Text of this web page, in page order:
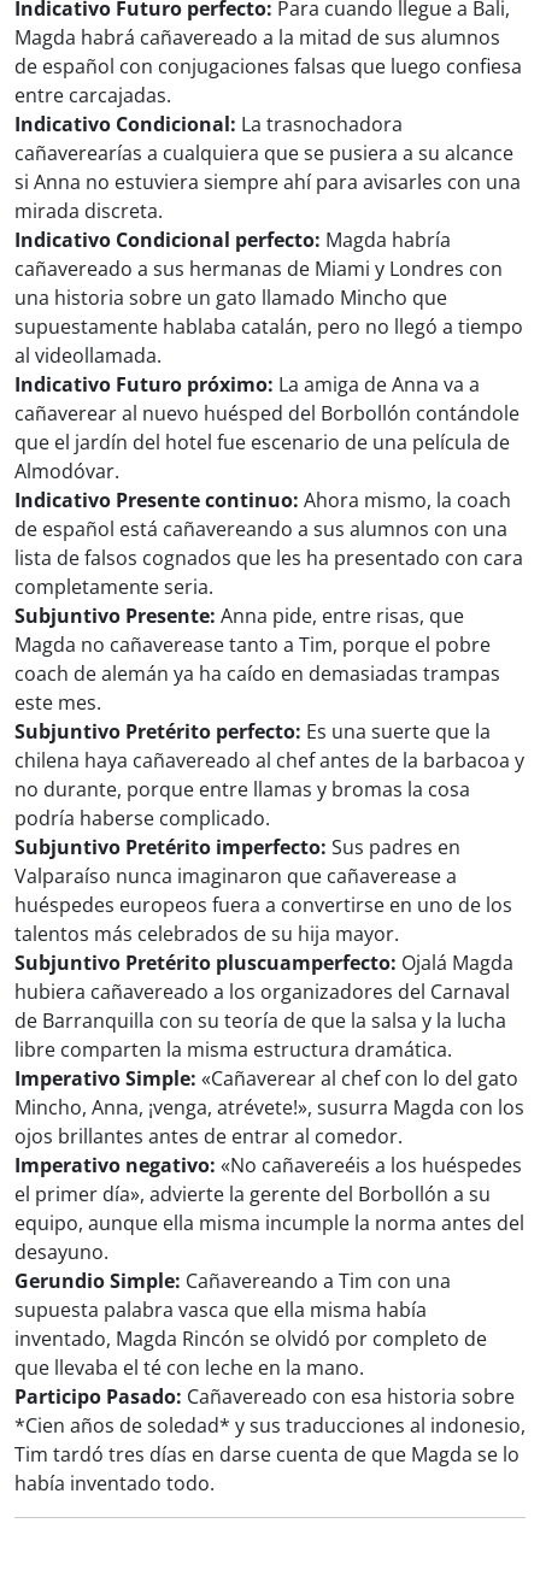
Indicativo Futuro perfecto: Para cuando llegue a Bali,
Magda habrá cañavereado a la mitad de sus alumnos
de español con conjugaciones falsas que luego confiesa
entre carcajadas.
Indicativo Condicional: La trasnochadora
cañaverearías a cualquiera que se pusiera a su alcance
si Anna no estuviera siempre ahí para avisarles con una
mirada discreta.
Indicativo Condicional perfecto: Magda habría
cañavereado a sus hermanas de Miami y Londres con
una historia sobre un gato llamado Mincho que
supuestamente hablaba catalán, pero no llegó a tiempo
al videollamada.
Indicativo Futuro próximo: La amiga de Anna va a
cañaverear al nuevo huésped del Borbollón contándole
que el jardín del hotel fue escenario de una película de
Almodóvar.
Indicativo Presente continuo: Ahora mismo, la coach
de español está cañavereando a sus alumnos con una
lista de falsos cognados que les ha presentado con cara
completamente seria.
Subjuntivo Presente: Anna pide, entre risas, que
Magda no cañaverease tanto a Tim, porque el pobre
coach de alemán ya ha caído en demasiadas trampas
este mes.
Subjuntivo Pretérito perfecto: Es una suerte que la
chilena haya cañavereado al chef antes de la barbacoa y
no durante, porque entre llamas y bromas la cosa
podría haberse complicado.
Subjuntivo Pretérito imperfecto: Sus padres en
Valparaíso nunca imaginaron que cañaverease a
huéspedes europeos fuera a convertirse en uno de los
talentos más celebrados de su hija mayor.
Subjuntivo Pretérito pluscuamperfecto: Ojalá Magda
hubiera cañavereado a los organizadores del Carnaval
de Barranquilla con su teoría de que la salsa y la lucha
libre comparten la misma estructura dramática.
Imperativo Simple: «Cañaverear al chef con lo del gato
Mincho, Anna, ¡venga, atrévete!», susurra Magda con los
ojos brillantes antes de entrar al comedor.
Imperativo negativo: «No cañavereéis a los huéspedes
el primer día», advierte la gerente del Borbollón a su
equipo, aunque ella misma incumple la norma antes del
desayuno.
Gerundio Simple: Cañavereando a Tim con una
supuesta palabra vasca que ella misma había
inventado, Magda Rincón se olvidó por completo de
que llevaba el té con leche en la mano.
Participo Pasado: Cañavereado con esa historia sobre
*Cien años de soledad* y sus traducciones al indonesio,
Tim tardó tres días en darse cuenta de que Magda se lo
había inventado todo.